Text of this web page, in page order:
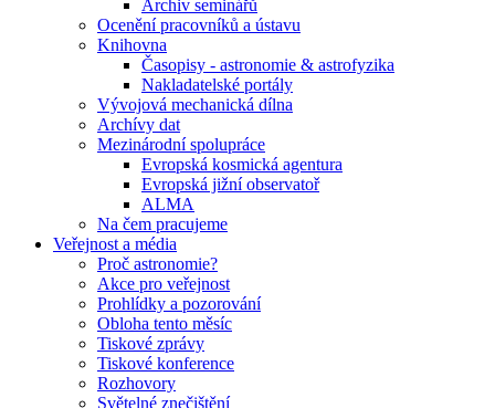
Archiv seminářů
Ocenění pracovníků a ústavu
Knihovna
Časopisy - astronomie & astrofyzika
Nakladatelské portály
Vývojová mechanická dílna
Archívy dat
Mezinárodní spolupráce
Evropská kosmická agentura
Evropská jižní observatoř
ALMA
Na čem pracujeme
Veřejnost a média
Proč astronomie?
Akce pro veřejnost
Prohlídky a pozorování
Obloha tento měsíc
Tiskové zprávy
Tiskové konference
Rozhovory
Světelné znečištění